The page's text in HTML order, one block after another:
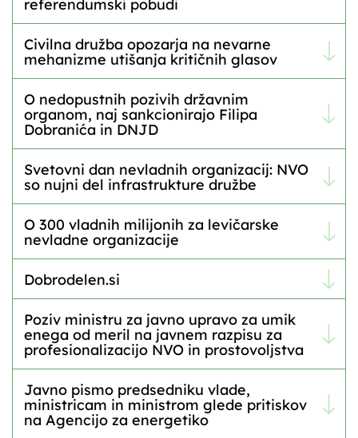
referendumski pobudi
Civilna družba opozarja na nevarne
mehanizme utišanja kritičnih glasov
O nedopustnih pozivih državnim
organom, naj sankcionirajo Filipa
Dobranića in DNJD
Svetovni dan nevladnih organizacij: NVO
so nujni del infrastrukture družbe
O 300 vladnih milijonih za levičarske
nevladne organizacije
Dobrodelen.si
Poziv ministru za javno upravo za umik
enega od meril na javnem razpisu za
profesionalizacijo NVO in prostovoljstva
Javno pismo predsedniku vlade,
ministricam in ministrom glede pritiskov
na Agencijo za energetiko